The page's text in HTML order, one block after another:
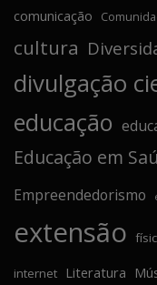
comunicação
cultura
divulgação
educação
Educação em
Empreendedorismo
extensão
internet Literatura